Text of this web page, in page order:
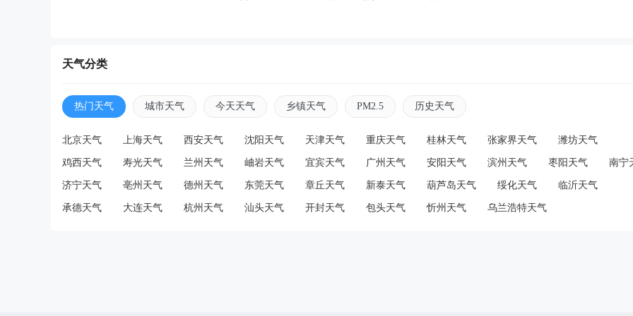
天气分类
热门天气 城市天气 今天天气 乡镇天气 PM2.5 历史天气
北京天气 上海天气 西安天气 沈阳天气 天津天气 重庆天气 桂林天气 张家界天气 潍坊天气
鸡西天气 寿光天气 兰州天气 岫岩天气 宜宾天气 广州天气 安阳天气 滨州天气 枣阳天气 南宁
济宁天气 亳州天气 德州天气 东莞天气 章丘天气 新泰天气 葫芦岛天气 绥化天气 临沂天气
承德天气 大连天气 杭州天气 汕头天气 开封天气 包头天气 忻州天气 乌兰浩特天气